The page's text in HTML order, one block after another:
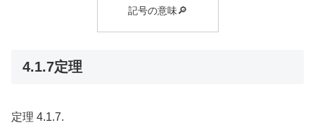
記号の意味🔎
4.1.7定理
定理 4.1.7.